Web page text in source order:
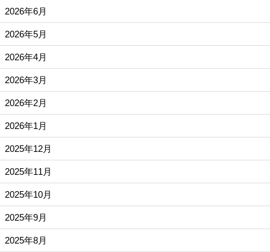
2026年6月
2026年5月
2026年4月
2026年3月
2026年2月
2026年1月
2025年12月
2025年11月
2025年10月
2025年9月
2025年8月